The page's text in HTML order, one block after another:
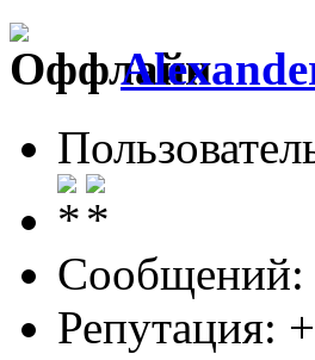
Сообщений:
Репутация: